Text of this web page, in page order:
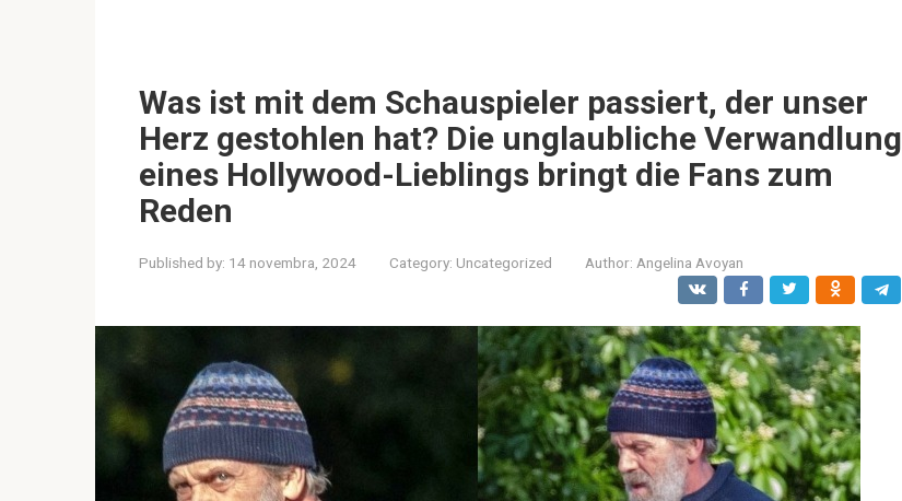
Was ist mit dem Schauspieler passiert, der unser
Herz gestohlen hat? Die unglaubliche Verwandlung
eines Hollywood-Lieblings bringt die Fans zum
Reden
Published by: 14 novembra, 2024 Category: Uncategorized Author: Angelina Avoyan